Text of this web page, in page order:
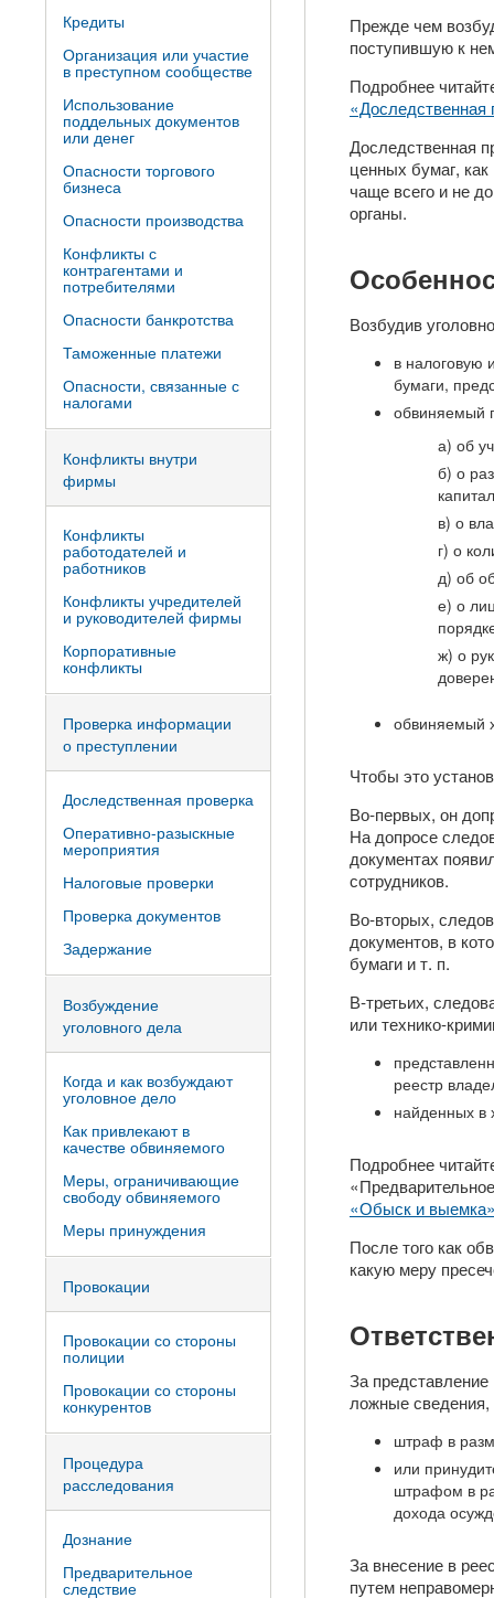
Прежде чем
поступившую к
Подробнее
«Доследственная
Доследственная
ценных бумаг,
чаще всего и не
органы.
Возбудив
в налоговую
бумаги,
обвиняемый
а) об
б) о
в) о
г) о
д) об
е) о
ж) о
обвиняемый
Чтобы это
Во-первых, он
На допросе
документах
сотрудников.
Во-вторых,
документов, в
бумаги и т. п.
В-третьих,
или технико-
реестр
найденных в
Подробнее
«Обыск и
После того как
какую меру
За
ложные
штраф в
или
штрафом в
дохода
За внесение в
путем
Кредиты
Организация или участие
в преступном сообществе
Использование
поддельных документов
или денег
Опасности торгового
бизнеса
Опасности производства
Конфликты с
контрагентами и
потребителями
Опасности банкротства
Таможенные платежи
Опасности, связанные с
налогами
Конфликты внутри
фирмы
Конфликты
работодателей и
работников
Конфликты учредителей
и руководителей фирмы
Корпоративные
конфликты
Проверка информации
о преступлении
Доследственная проверка
Оперативно-разыскные
мероприятия
Налоговые проверки
Проверка документов
Задержание
Возбуждение
уголовного дела
Когда и как возбуждают
уголовное дело
Как привлекают в
качестве обвиняемого
Меры, ограничивающие
свободу обвиняемого
Меры принуждения
Провокации
Провокации со стороны
полиции
Провокации со стороны
конкурентов
Процедура
расследования
Дознание
Предварительное
следствие